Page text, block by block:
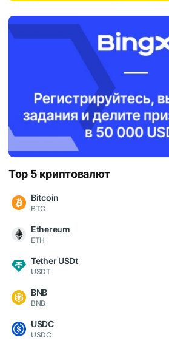
Top 5 криптовалют
Bitcoin
BTC
Ethereum
ETH
Tether USDt
USDT
BNB
BNB
USDC
USDC